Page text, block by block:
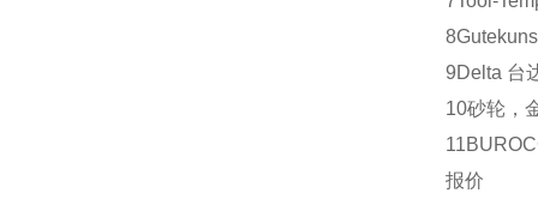
8
9Delta 台
10砂轮，
11
报价